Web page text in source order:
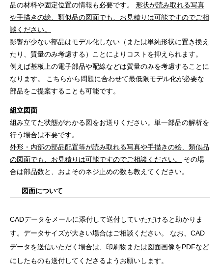
品の材料や固定位置の情報も必要です。 形状が読み取れる写真
や手描きの絵、類似品の図面でも、お見積りは可能ですのでご相
談ください。
影響が少ない部品はモデル化しない（または単純形状に置き換え
たり、質量のみ考慮する）ことによりコストを抑えられます。
例えば基板上の電子部品や配線などは質量のみを考慮することに
なります。 こちらから問題に合わせて最低限モデル化が必要な
部品をご提案することも可能です。
組立図面
組み立てた状態がわかる図をお送りください。単一部品の解析を
行う場合は不要です。
外形・内部の部品配置等が読み取れる写真や手描きの絵、類似品
の図面でも、お見積りは可能ですのでご相談ください。
その場
合は部品数と、およそのネジ止めの数も教えてください。
図面について
CADデータをメールに添付して送付していただけると助かりま
す。データサイズが大きい場合はご相談ください。 なお、CAD
データを送信いただく場合は、印刷物または図面画像をPDFなど
にしたものも送付してくださるようお願いします。